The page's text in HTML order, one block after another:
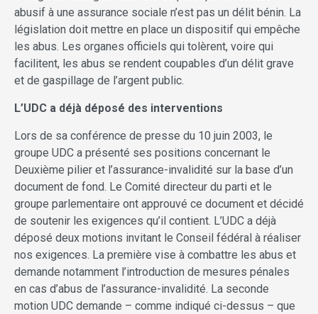
abusif à une assurance sociale n’est pas un délit bénin. La
législation doit mettre en place un dispositif qui empêche
les abus. Les organes officiels qui tolèrent, voire qui
facilitent, les abus se rendent coupables d’un délit grave
et de gaspillage de l’argent public.
L’UDC a déjà déposé des interventions
Lors de sa conférence de presse du 10 juin 2003, le
groupe UDC a présenté ses positions concernant le
Deuxième pilier et l’assurance-invalidité sur la base d’un
document de fond. Le Comité directeur du parti et le
groupe parlementaire ont approuvé ce document et décidé
de soutenir les exigences qu’il contient. L’UDC a déjà
déposé deux motions invitant le Conseil fédéral à réaliser
nos exigences. La première vise à combattre les abus et
demande notamment l’introduction de mesures pénales
en cas d’abus de l’assurance-invalidité. La seconde
motion UDC demande – comme indiqué ci-dessus – que